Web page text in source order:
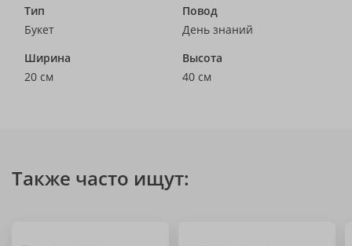
Тип
Букет
Повод
День знаний
Ширина
20 см
Высота
40 см
Также часто ищут: